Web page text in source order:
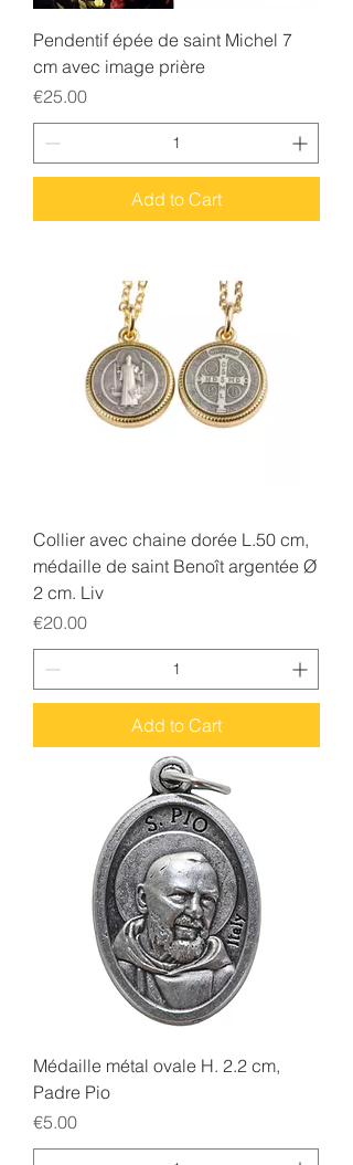
Pendentif épée de saint Michel 7
cm avec image prière
Price
€25.00
Add to Cart
Collier avec chaine dorée L.50 cm,
médaille de saint Benoît argentée Ø
2 cm. Liv
Price
€20.00
Add to Cart
Médaille métal ovale H. 2.2 cm,
Padre Pio
Price
€5.00